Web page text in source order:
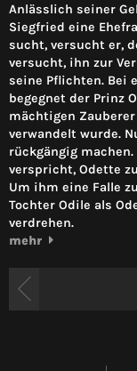
Anlässlich seiner
Siegfried eine
sucht, versucht er,
versucht, ihn zur
seine Pflichten. Bei
begegnet der Prinz
mächtigen
verwandelt wurde.
rückgängig
verspricht, Odette
Um ihm eine Falle
Tochter Odile als
verdrehen.
mehr